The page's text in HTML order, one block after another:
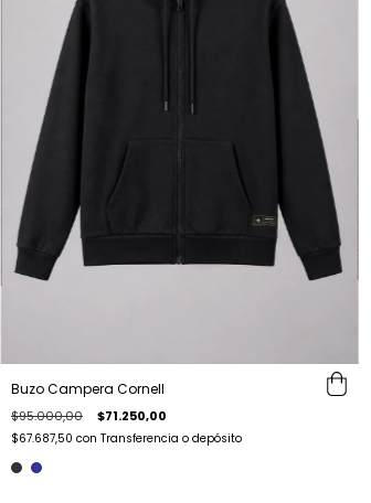
Buzo Campera Cornell
$95.000,00 $71.250,00
$67.687,50 con Transferencia o depósito